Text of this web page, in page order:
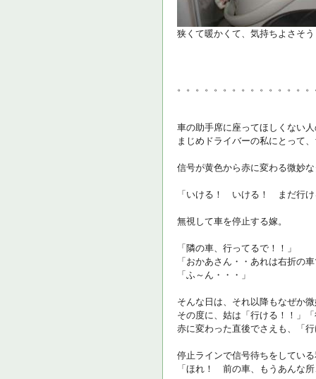
狭くて暖かくて、気持ちよさそ
。。。。。。。。。。。。。。
車の助手席に座ってほしくない
まじめドライバーの私にとって
信号が黄色から赤に変わる微妙
「いける！ いける！ まだ行け
無視して車を停止する嫁。
「隣の車、行ってるで！！」
「おかあさん・・あれは右折の
「ふ～ん・・・」
そんな日は、それ以降もなぜか
その度に、姑は「行ける！！」
赤に変わった直後でさえも、「
停止ラインで信号待ちをしてい
「ほれ！ 前の車、もうあんな